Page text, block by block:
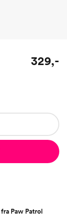
329,-
Paw Patrol